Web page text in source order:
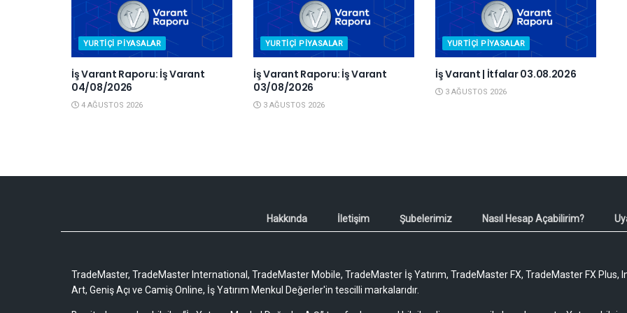
YURTIÇI PIYASALAR
İş Varant Raporu: İş Varant
04/08/2026
4 AĞUSTOS 2026
YURTIÇI PIYASALAR
İş Varant Raporu: İş Varant
03/08/2026
3 AĞUSTOS 2026
YURTIÇI PIYASALAR
İş Varant | İtfalar 03.08.2026
3 AĞUSTOS 2026
Hakkında İletişim Şubelerimiz Nasıl Hesap Açabilirim?
TradeMaster, TradeMaster International, TradeMaster Mobile, TradeMaster İş Yatırım, TradeMaster FX, TradeMaster FX Plus,
Art, Geniş Açı ve Camiş Online, İş Yatırım Menkul Değerler'in tescilli markalarıdır.